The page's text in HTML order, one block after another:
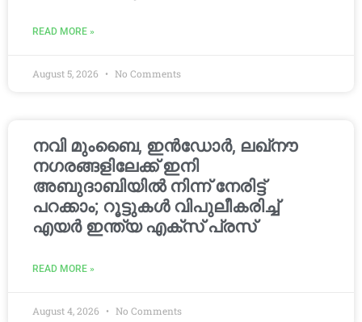
READ MORE »
August 5, 2026 No Comments
നവി മുംബൈ, ഇൻഡോർ, ലഖ്നൗ
നഗരങ്ങളിലേക്ക് ഇനി
അബുദാബിയിൽ നിന്ന് നേരിട്ട്
പറക്കാം; റൂട്ടുകൾ വിപുലീകരിച്ച്
എയർ ഇന്ത്യ എക്സ് പ്രസ്
READ MORE »
August 4, 2026 No Comments